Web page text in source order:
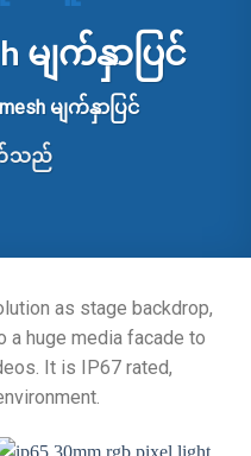
မျက်နှာပြင်
မျက်နှာပြင်
သည်
as stage backdrop,
a huge media facade to
. It is IP67 rated,
.